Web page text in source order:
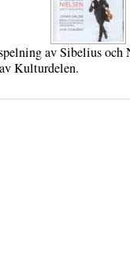
av Sibelius och
Kulturdelen.